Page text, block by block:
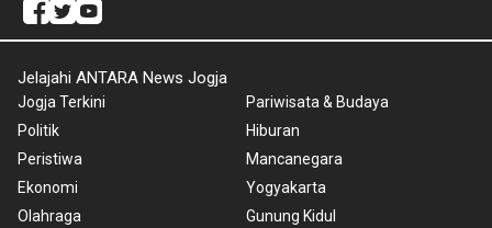
Jelajahi ANTARA News Jogja
Jogja Terkini
Politik
Peristiwa
Ekonomi
Olahraga
Pariwisata & Budaya
Hiburan
Mancanegara
Yogyakarta
Gunung Kidul